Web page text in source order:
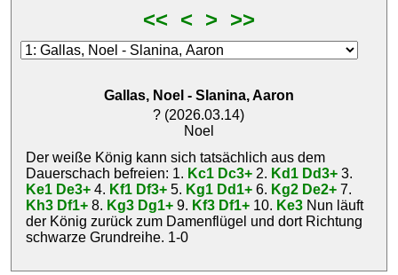
<< < > >>
Gallas, Noel - Slanina, Aaron
? (2026.03.14)
Noel
Der weiße König kann sich tatsächlich aus dem
Dauerschach befreien: 1. Kc1 Dc3+ 2. Kd1 Dd3+ 3.
Ke1 De3+ 4. Kf1 Df3+ 5. Kg1 Dd1+ 6. Kg2 De2+ 7.
Kh3 Df1+ 8. Kg3 Dg1+ 9. Kf3 Df1+ 10. Ke3 Nun läuft
der König zurück zum Damenflügel und dort Richtung
schwarze Grundreihe. 1-0